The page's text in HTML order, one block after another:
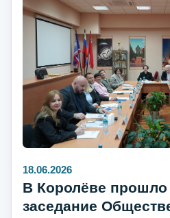
18.06.2026
В Королёве
заседание